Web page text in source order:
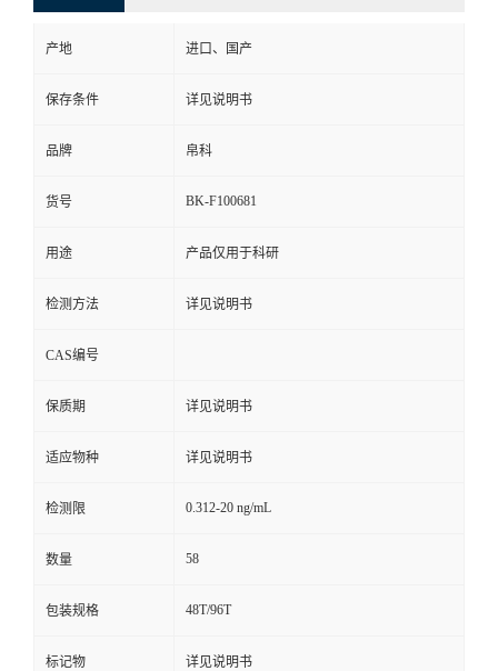
产地 进口、国产
保存条件 详见说明书
品牌 帛科
货号 BK-F100681
用途 产品仅用于科研
检测方法 详见说明书
CAS编号
保质期 详见说明书
适应物种 详见说明书
检测限 0.312-20 ng/mL
数量 58
包装规格 48T/96T
标记物 详见说明书